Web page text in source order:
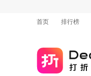
首页
排行榜